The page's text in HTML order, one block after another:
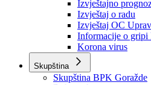
Obavještenja i izvještaji
Obavještenja
Izvještajno
Izvještaj o radu
Izvještaj OC Uprave
Informacije o gripi
Korona virus